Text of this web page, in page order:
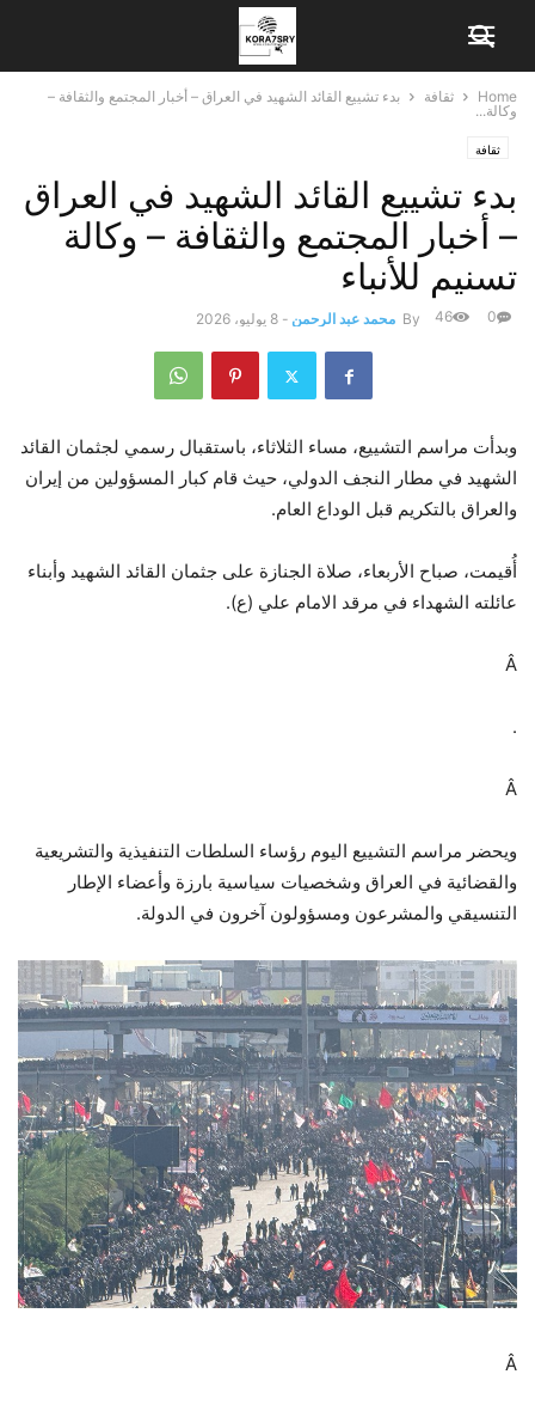
Home ثقافة
بدء تشييع القائد الشهيد في العراق – أخبار المجتمع والثقافة –
وكالة...
ثقافة
بدء تشييع القائد الشهيد في العراق
– أخبار المجتمع والثقافة – وكالة
تسنيم للأنباء
By محمد عبد الرحمن - 8 يوليو، 2026 0
46
وبدأت مراسم التشييع، مساء الثلاثاء، باستقبال رسمي لجثمان القائد
الشهيد في مطار النجف الدولي، حيث قام كبار المسؤولين من إيران
والعراق بالتكريم قبل الوداع العام.
أُقيمت، صباح الأربعاء، صلاة الجنازة على جثمان القائد الشهيد وأبناء
عائلته الشهداء في مرقد الامام علي (ع).
Â
.
Â
ويحضر مراسم التشييع اليوم رؤساء السلطات التنفيذية والتشريعية
والقضائية في العراق وشخصيات سياسية بارزة وأعضاء الإطار
التنسيقي والمشرعون ومسؤولون آخرون في الدولة.
Â